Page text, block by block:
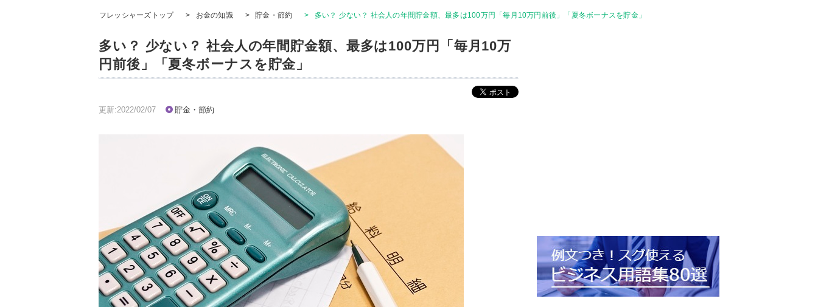
フレッシャーズトップ > お金の知識 > 貯金・節約 > 多い？ 少ない？ 社会人の年間貯金額、最多は100万円「毎月10万円前後」「夏冬ボーナスを貯金」
多い？ 少ない？ 社会人の年間貯金額、最多は100万円「毎月10万
円前後」「夏冬ボーナスを貯金」
更新:2022/02/07 貯金・節約